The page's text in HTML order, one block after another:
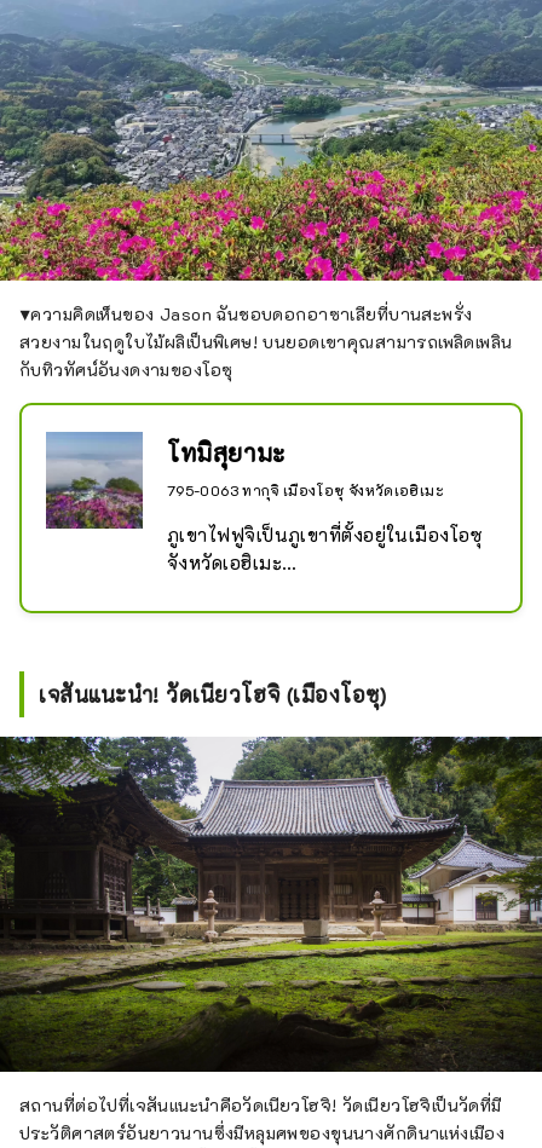
▼ความคิดเห็นของ Jason ฉันชอบดอกอาซาเลียที่บานสะพรั่ง
สวยงามในฤดูใบไม้ผลิเป็นพิเศษ! บนยอดเขาคุณสามารถเพลิดเพลิน
กับทิวทัศน์อันงดงามของโอซุ
โทมิสุยามะ
795-0063 ทากุจิ เมืองโอซุ จังหวัดเอฮิเมะ
ภูเขาไฟฟูจิเป็นภูเขาที่ตั้งอยู่ในเมืองโอซุ
จังหวัดเอฮิเมะ
60,000 ต้นจะเปลี่ยนเป็นสีชมพูด้านบน
ซึ่งเป็นสถานที่สำหรับคนในท้องถิ่นได้
เจสันแนะนำ! วัดเนียวโฮจิ (เมืองโอซุ)
สถานที่ต่อไปที่เจสันแนะนำคือวัดเนียวโฮจิ! วัดเนียวโฮจิเป็นวัดที่มี
ประวัติศาสตร์อันยาวนานซึ่งมีหลุมศพของขุนนางศักดินาแห่งเมือง